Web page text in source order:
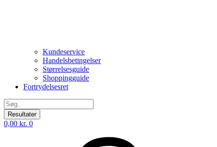
Kundeservice
Handelsbetingelser
Størrelsesguide
Shoppingguide
Fortrydelsesret
Search
...Resultater
0,00 kr. 0